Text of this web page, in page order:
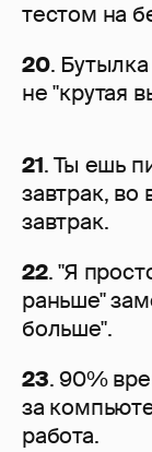
тестом на
20.
не "крутая
21. Ты ешь
завтрак, во
завтрак.
22. "Я
раньше"
больше".
23. 90%
за
работа.